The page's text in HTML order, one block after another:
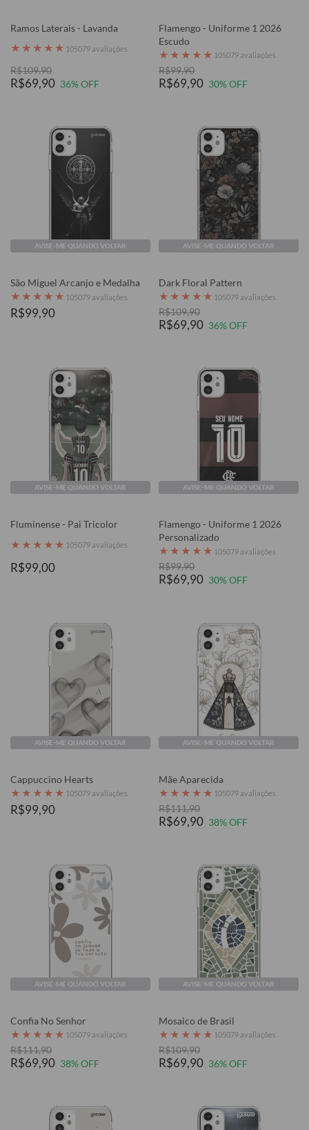
Ramos Laterais - Lavanda
★ ★ ★ ★ ★ 105079 avaliações
R$109,90
R$69,90 36% OFF
Flamengo - Uniforme 1 2026
Escudo
★ ★ ★ ★ ★ 105079 avaliações
R$99,90
R$69,90 30% OFF
AVISE-ME QUANDO VOLTAR
São Miguel Arcanjo e Medalha
★ ★ ★ ★ ★ 105079 avaliações
R$99,90
AVISE-ME QUANDO VOLTAR
Dark Floral Pattern
★ ★ ★ ★ ★ 105079 avaliações
R$109,90
R$69,90 36% OFF
AVISE-ME QUANDO VOLTAR
Fluminense - Pai Tricolor
★ ★ ★ ★ ★ 105079 avaliações
R$99,00
AVISE-ME QUANDO VOLTAR
Flamengo - Uniforme 1 2026
Personalizado
★ ★ ★ ★ ★ 105079 avaliações
R$99,90
R$69,90 30% OFF
AVISE-ME QUANDO VOLTAR
Cappuccino Hearts
★ ★ ★ ★ ★ 105079 avaliações
R$99,90
AVISE-ME QUANDO VOLTAR
Mãe Aparecida
★ ★ ★ ★ ★ 105079 avaliações
R$111,90
R$69,90 38% OFF
AVISE-ME QUANDO VOLTAR
Confia No Senhor
★ ★ ★ ★ ★ 105079 avaliações
R$111,90
R$69,90 38% OFF
AVISE-ME QUANDO VOLTAR
Mosaico de Brasil
★ ★ ★ ★ ★ 105079 avaliações
R$109,90
R$69,90 36% OFF